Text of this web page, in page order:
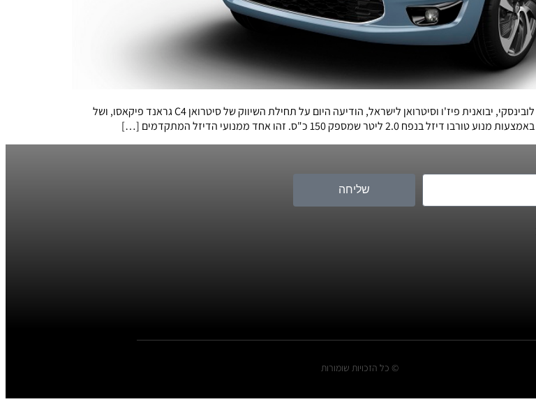
מחירי הפיקאסו: בין 180 ל-190 אלף ש"ח עם מנוע טורבו-דיזל אוטומטי חברת דוד לובינסקי, יבואנית פיז'ו וסיטרואן לישראל, הודיעה היום על תחילת השיווק של סיטרואן C4 גראנד פיקאסו, ושל
שליחה
© כל הזכויות שומורות